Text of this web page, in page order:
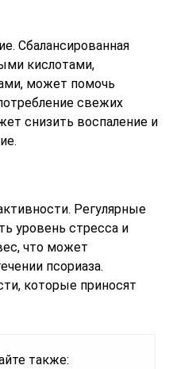
Сбалансированная
кислотами,
может помочь
свежих
снизить воспаление и
Регулярные
уровень стресса и
что может
псориаза.
которые приносят
также: